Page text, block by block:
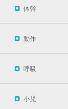
体幹
動作
呼吸
小児